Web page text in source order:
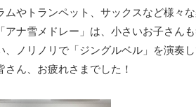
やトランペット、サックスなど様々
アナ雪メドレー」は、小さいお子さん
、ノリノリで「ジングルベル」を演奏
ん、お疲れさまでした！